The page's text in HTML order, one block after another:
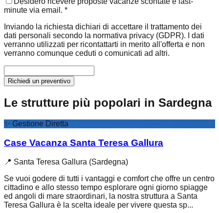
minute via email. *
Inviando la richiesta dichiari di accettare il trattamento dei
dati personali secondo la normativa privacy (GDPR). I dati
verranno utilizzati per ricontattarti in merito all'offerta e non
verranno comunque ceduti o comunicati ad altri.
Richiedi un preventivo
Le strutture più popolari in Sardegna
✨ Gestione Diretta
Case Vacanza Santa Teresa Gallura
📍 Santa Teresa Gallura (Sardegna)
Se vuoi godere di tutti i vantaggi e comfort che offre un centro
cittadino e allo stesso tempo esplorare ogni giorno spiagge
ed angoli di mare straordinari, la nostra struttura a Santa
Teresa Gallura è la scelta ideale per vivere questa sp...